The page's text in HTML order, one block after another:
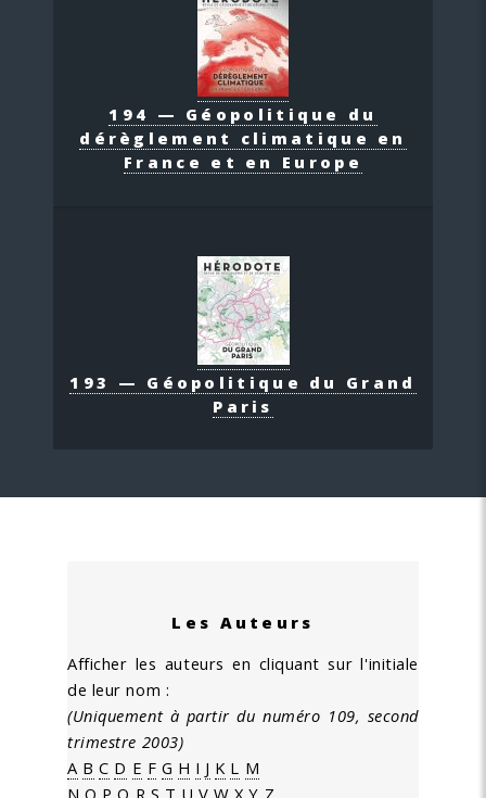
194 — Géopolitique du
dérèglement climatique en
France et en Europe
193 — Géopolitique du Grand
Paris
Les Auteurs
Afficher les auteurs en cliquant sur l'initiale
de leur nom :
(Uniquement à partir du numéro 109, second
trimestre 2003)
A B C D E F G H I J K L M